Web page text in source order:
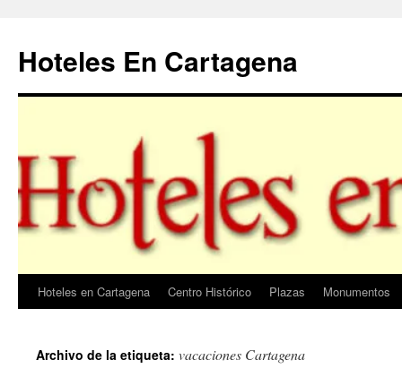
contenido
Hoteles En Cartagena
Hoteles en Cartagena Centro Histórico Plazas Monumentos
Archivo de la etiqueta: vacaciones Cartagena